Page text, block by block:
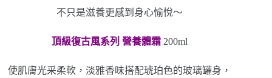
不只是滋養更感到身心愉悅～
頂級復古風系列 營養體霜 200ml
使肌膚光采柔軟，淡雅香味搭配琥珀色的玻璃罐身，